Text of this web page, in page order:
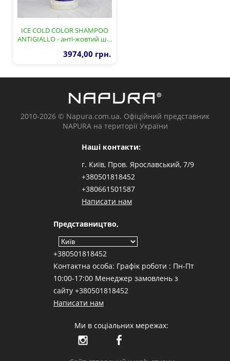
ICE COLD COLOR SHAMPOO
ANTIGIALLO - анті-жовтий ш…
3974,00 грн.
2010-2026 © Napura.com.ua. Офіційний представник
NAPURA на території України
Наші контакти:
г. Київ, Пров. Ярославський, 7/9
+380501818452
+380661501587
Написати нам
Представництво,
+380501818452
Контактна особа: Графік роботи : Пн-Пт
10:00-17:00 Менеджер замовлень з
сайту +380501818452
Написати нам
Ми в соціальних мережах: